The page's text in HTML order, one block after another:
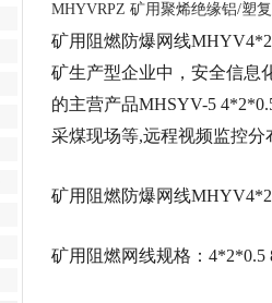
MHYVRPZ 矿用聚烯绝缘铝/塑
矿用阻燃防爆网线
矿生产型企业中，安全信息
的主营产品MHSYV-5
采煤现场等,远程视频监控
矿用阻燃防爆网线
矿用阻燃网线规格：4*2*0.5